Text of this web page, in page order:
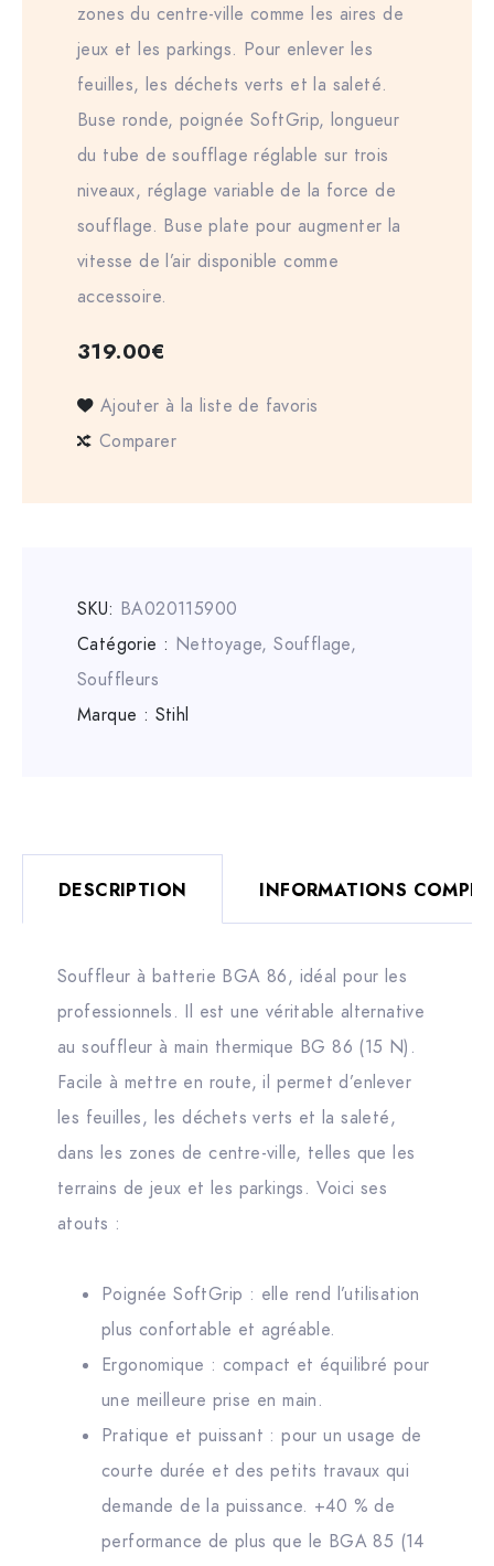
zones du centre-ville comme les aires de
jeux et les parkings. Pour enlever les
feuilles, les déchets verts et la saleté.
Buse ronde, poignée SoftGrip, longueur
du tube de soufflage réglable sur trois
niveaux, réglage variable de la force de
soufflage. Buse plate pour augmenter la
vitesse de l’air disponible comme
accessoire.
319.00€
Ajouter à la liste de favoris
Comparer
SKU: BA020115900
Catégorie : Nettoyage, Soufflage,
Souffleurs
Marque : Stihl
DESCRIPTION INFORMATIONS
Souffleur à batterie BGA 86, idéal pour les
professionnels. Il est une véritable alternative
au souffleur à main thermique BG 86 (15 N).
Facile à mettre en route, il permet d’enlever
les feuilles, les déchets verts et la saleté,
dans les zones de centre-ville, telles que les
terrains de jeux et les parkings. Voici ses
atouts :
Poignée SoftGrip : elle rend l’utilisation
plus confortable et agréable.
Ergonomique : compact et équilibré pour
une meilleure prise en main.
Pratique et puissant : pour un usage de
courte durée et des petits travaux qui
demande de la puissance. +40 % de
performance de plus que le BGA 85 (14